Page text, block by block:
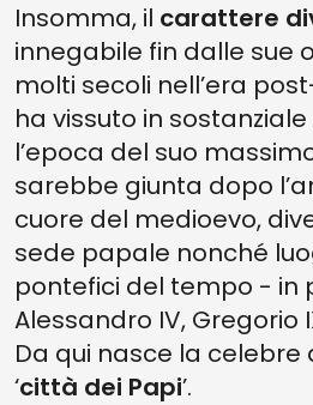
Insomma, il carattere
innegabile fin dalle sue
molti secoli nell’era
ha vissuto in
l’epoca del suo
sarebbe giunta dopo
cuore del medioevo,
sede papale nonché
pontefici del tempo - in
Alessandro IV, Gregorio
Da qui nasce la celebre
‘città dei Papi’.